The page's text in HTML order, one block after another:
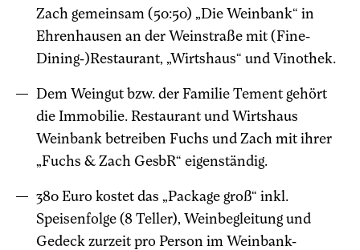
Zach gemeinsam (50:50) „Die Weinbank“ in
Ehrenhausen an der Weinstraße mit (Fine-
Dining-)Restaurant, „Wirtshaus“ und Vinothek.
Dem Weingut bzw. der Familie Tement gehört
die Immobilie. Restaurant und Wirtshaus
Weinbank betreiben Fuchs und Zach mit ihrer
„Fuchs & Zach GesbR“ eigenständig.
380 Euro kostet das „Package groß“ inkl.
Speisenfolge (8 Teller), Weinbegleitung und
Gedeck zurzeit pro Person im Weinbank-